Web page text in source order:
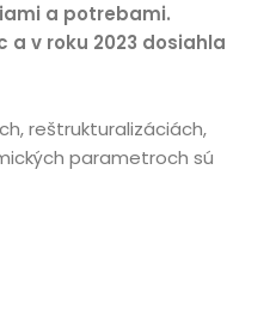
a potrebami.
a v roku 2023 dosiahla
reštrukturalizáciách,
parametroch sú